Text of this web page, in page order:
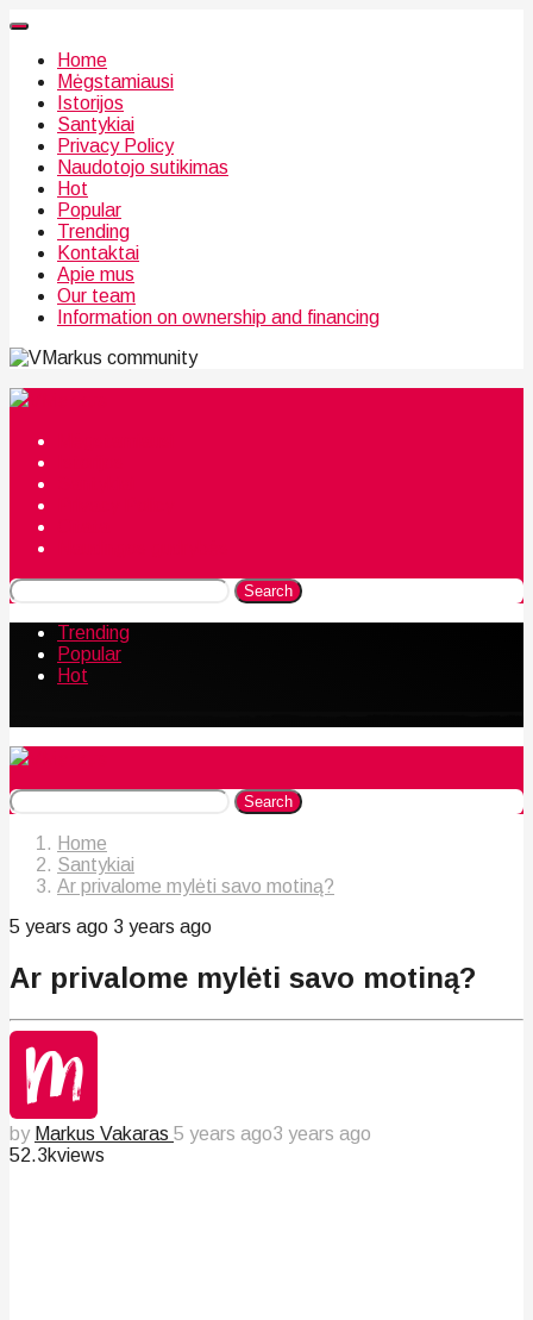
Home
Mėgstamiausi
Istorijos
Santykiai
Privacy Policy
Naudotojo sutikimas
Hot
Popular
Trending
Kontaktai
Apie mus
Our team
Information on ownership and financing
community
Search
Trending
Popular
Hot
Search
Home
Santykiai
Ar privalome mylėti savo motiną?
5 years ago 3 years ago
Ar privalome mylėti savo motiną?
by Markus Vakaras 5 years ago3 years ago
52.3kviews